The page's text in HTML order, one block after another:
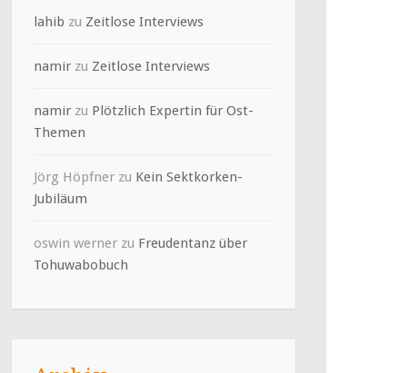
lahib zu Zeitlose Interviews
namir zu Zeitlose Interviews
namir zu Plötzlich Expertin für Ost-
Themen
Jörg Höpfner zu Kein Sektkorken-
Jubiläum
oswin werner zu Freudentanz über
Tohuwabobuch